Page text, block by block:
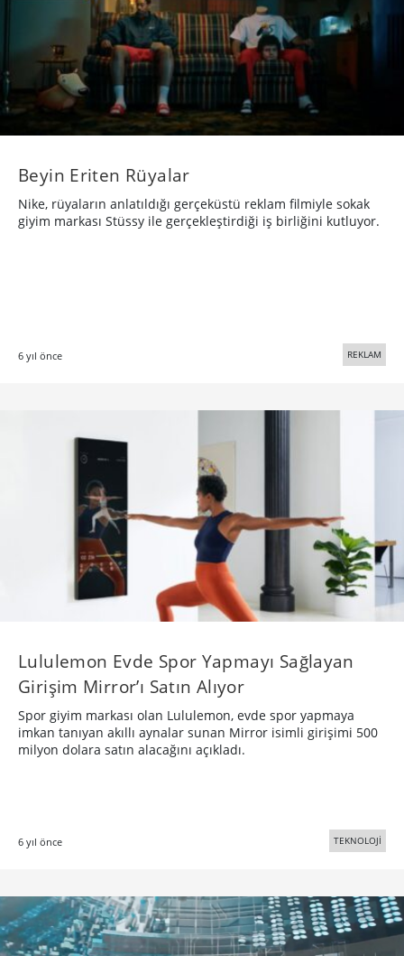
Beyin Eriten Rüyalar
Nike, rüyaların anlatıldığı gerçeküstü reklam filmiyle sokak
giyim markası Stüssy ile gerçekleştirdiği iş birliğini kutluyor.
6 yıl önce REKLAM
Lululemon Evde Spor Yapmayı Sağlayan
Girişim Mirror’ı Satın Alıyor
Spor giyim markası olan Lululemon, evde spor yapmaya
imkan tanıyan akıllı aynalar sunan Mirror isimli girişimi 500
milyon dolara satın alacağını açıkladı.
6 yıl önce TEKNOLOJİ